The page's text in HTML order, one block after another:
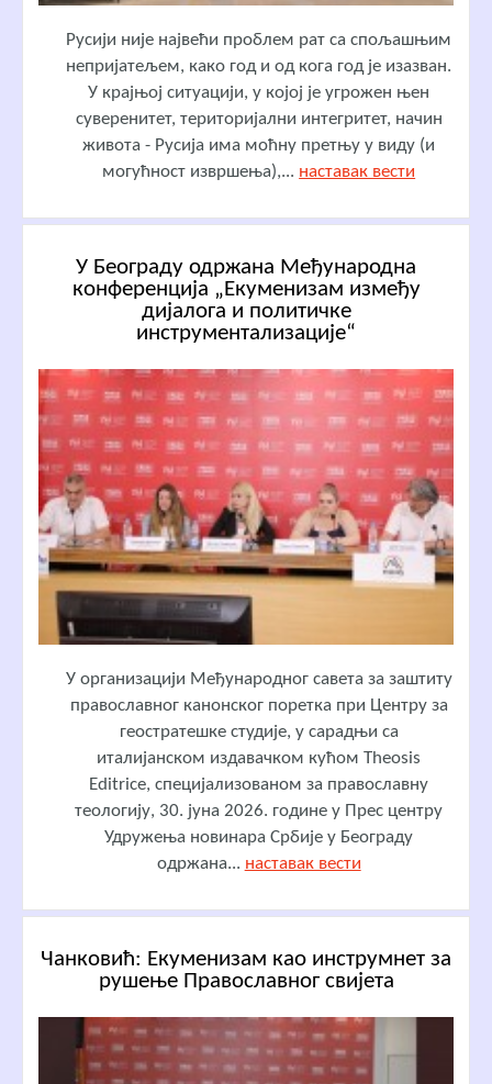
Русији није највећи проблем рат са спољашњим
непријатељем, како год и од кога год је изазван.
У крајњој ситуацији, у којој је угрожен њен
суверенитет, територијални интегритет, начин
живота - Русија има моћну претњу у виду (и
могућност извршења),... наставак вести
У Београду одржана Међународна
конференција „Екуменизам између
дијалога и политичке
инструментализације“
У организацији Међународног савета за заштиту
православног канонског поретка при Центру за
геостратешке студије, у сарадњи са
италијанском издавачком кућом Theosis
Editrice, специјализованом за православну
теологију, 30. јуна 2026. године у Прес центру
Удружења новинара Србије у Београду
одржана... наставак вести
Чанковић: Екуменизам као инструмнет за
рушење Православног свијета